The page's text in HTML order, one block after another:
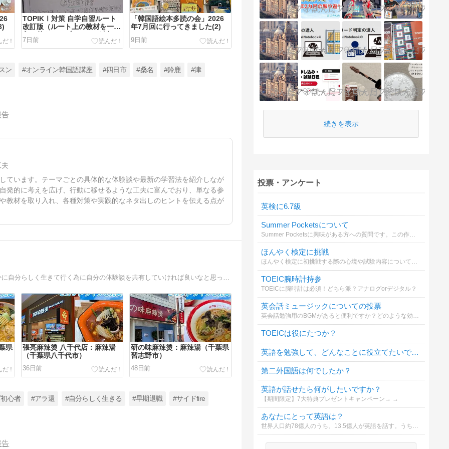
TOPIKⅠ対策 自学自習ルート
改訂版（ルート上の教材を一部
入れ替えてオプションを追加し
ました）
7日前
「韓国語絵本多読の会」2026
年7月回に行ってきました(2)
9日前
ン #オンライン韓国語講座 #四日市 #桑名 #鈴鹿 #津
告
ています。テーマごとの具体的な体験談や最新の学習法を紹介しなが
発的に考えを広げ、行動に移せるような工夫に富んでおり、単なる参
教材を取り入れ、各種対策や実践的なネタ出しのヒントを伝える点が
県
張亮麻辣烫 八千代店：麻辣湯
（千葉県八千代市）
36日前
研の味麻辣烫：麻辣湯（千葉県
習志野市）
48日前
心者 #アラ還 #自分らしく生きる #早期退職 #サイドfire
告
続きを表示
投票・アンケート
英検に6.7級
Summer Pocketsについて
ほんやく検定に挑戦
ほんやく検定に初挑戦する際の心境や試験内容について投票してください
TOEIC腕時計持参
TOEICに腕時計は必須！どちら派？アナログorデジタル？
英会話ミュージックについての投票
英会話勉強用のBGMがあると便利ですか？どのような効果が期待できますか？
TOEICは役にたつか？
英語を勉強して、どんなことに役立てたいですか？
第二外国語は何でしたか？
英語が話せたら何がしたいですか？
【期間限定】7大特典プレゼントキャンペーン→ →
あなたにとって英語は？
世界人口約78億人のうち、13.5億人が英語を話す。うち約3億6000万人が第一言語。世界最大の英語能力指数112か国中、日本78位は本当なのか？